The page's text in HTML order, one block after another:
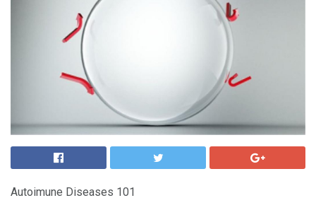
Autoimune Diseases 101